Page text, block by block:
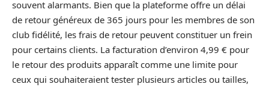
souvent alarmants. Bien que la plateforme offre un délai
de retour généreux de 365 jours pour les membres de son
club fidélité, les frais de retour peuvent constituer un frein
pour certains clients. La facturation d’environ 4,99 € pour
le retour des produits apparaît comme une limite pour
ceux qui souhaiteraient tester plusieurs articles ou tailles,